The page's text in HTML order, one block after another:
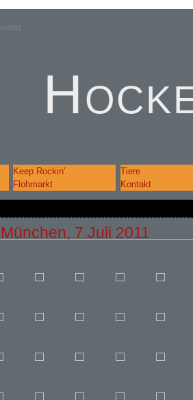
Keep Rockin'
Tiere
Flohmarkt Kontakt
7.Juli 2011